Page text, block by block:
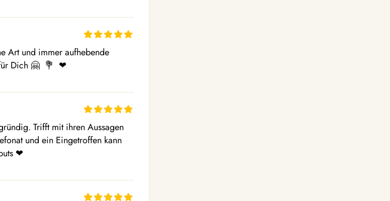
Art und immer aufhebende
Dich 🤗  💐  ❤
Trifft mit ihren Aussagen
und ein Eingetroffen kann
❤